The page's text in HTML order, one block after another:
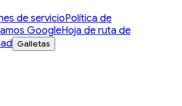
de servicioPolítica de
GoogleHoja de ruta de
Galletas